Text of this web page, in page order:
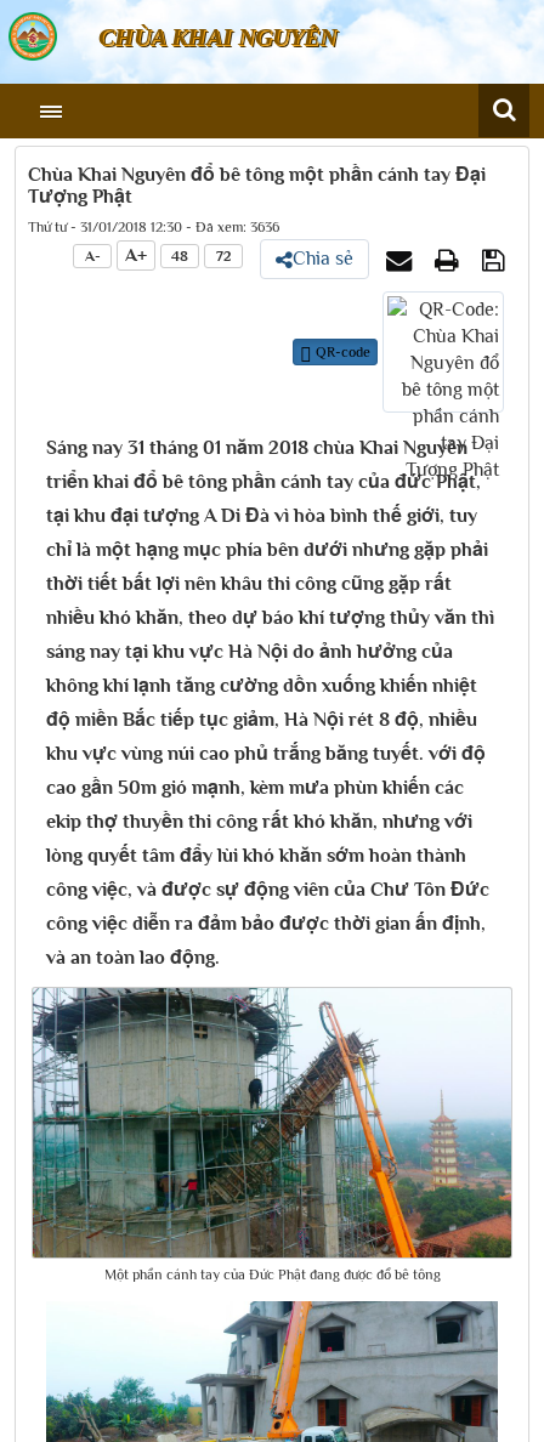
CHÙA KHAI NGUYÊN
Chùa Khai Nguyên đổ bê tông một phần cánh tay Đại
Tượng Phật
Thứ tư - 31/01/2018 12:30 - Đã xem: 3636
A-
A+ 48 72 Chia sẻ
QR-code
Sáng nay 31 tháng 01 năm 2018 chùa Khai Nguyên
triển khai đổ bê tông phần cánh tay của đức Phật,
tại khu đại tượng A Di Đà vì hòa bình thế giới, tuy
chỉ là một hạng mục phía bên dưới nhưng gặp phải
thời tiết bất lợi nên khâu thi công cũng gặp rất
nhiều khó khăn, theo dự báo khí tượng thủy văn thì
sáng nay tại khu vực Hà Nội do ảnh hưởng của
không khí lạnh tăng cường dồn xuống khiến nhiệt
độ miền Bắc tiếp tục giảm, Hà Nội rét 8 độ, nhiều
khu vực vùng núi cao phủ trắng băng tuyết. với độ
cao gần 50m gió mạnh, kèm mưa phùn khiến các
ekip thợ thuyền thi công rất khó khăn, nhưng với
lòng quyết tâm đẩy lùi khó khăn sớm hoàn thành
công việc, và được sự động viên của Chư Tôn Đức
công việc diễn ra đảm bảo được thời gian ấn định,
và an toàn lao động.
Một phần cánh tay của Đức Phật đang được đổ bê tông